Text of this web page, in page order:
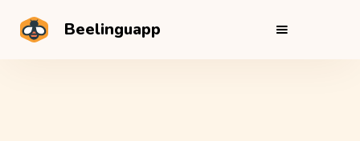
Beelinguapp